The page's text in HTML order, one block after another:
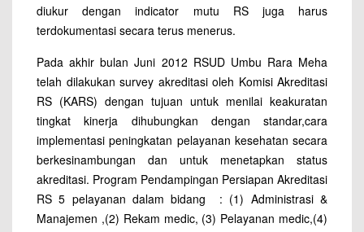
diukur dengan indicator mutu RS juga harus
terdokumentasi secara terus menerus.
Pada akhir bulan Juni 2012 RSUD Umbu Rara Meha
telah dilakukan survey akreditasi oleh Komisi Akreditasi
RS (KARS) dengan tujuan untuk menilai keakuratan
tingkat kinerja dihubungkan dengan standar,cara
implementasi peningkatan pelayanan kesehatan secara
berkesinambungan dan untuk menetapkan status
akreditasi. Program Pendampingan Persiapan Akreditasi
RS 5 pelayanan dalam bidang : (1) Administrasi &
Manajemen ,(2) Rekam medic, (3) Pelayanan medic,(4)